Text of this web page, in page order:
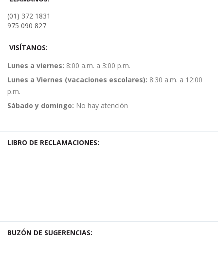
(01) 372 1831
975 090 827
VISÍTANOS:
Lunes a viernes: 8:00 a.m. a 3:00 p.m.
Lunes a Viernes (vacaciones escolares): 8:30 a.m. a 12:00
p.m.
Sábado y domingo: No hay atención
LIBRO DE RECLAMACIONES:
BUZÓN DE SUGERENCIAS: